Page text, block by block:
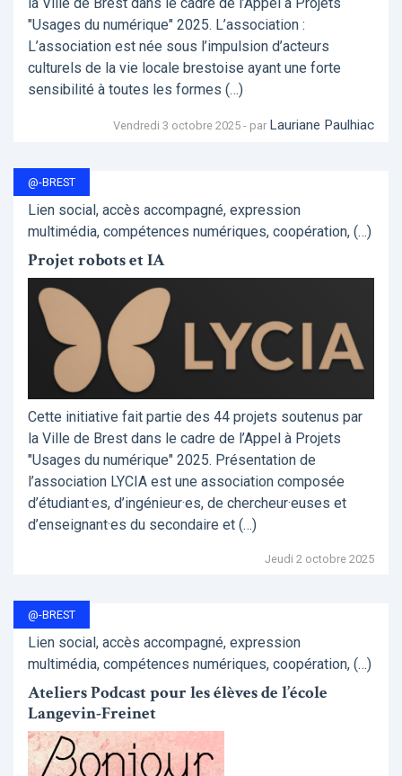
"Usages du numérique" 2025. L’association :
L’association est née sous l’impulsion d’acteurs
culturels de la vie locale brestoise ayant une forte
sensibilité à toutes les formes (…)
Vendredi 3 octobre 2025 - par Lauriane Paulhiac
@-BREST
Lien social, accès accompagné, expression
multimédia, compétences numériques, coopération, (…)
Projet robots et IA
Cette initiative fait partie des 44 projets soutenus par
la Ville de Brest dans le cadre de l’Appel à Projets
"Usages du numérique" 2025. Présentation de
l’association LYCIA est une association composée
d’étudiant·es, d’ingénieur·es, de chercheur·euses et
d’enseignant·es du secondaire et (…)
Jeudi 2 octobre 2025
@-BREST
Lien social, accès accompagné, expression
multimédia, compétences numériques, coopération, (…)
Ateliers Podcast pour les élèves de l’école
Langevin-Freinet